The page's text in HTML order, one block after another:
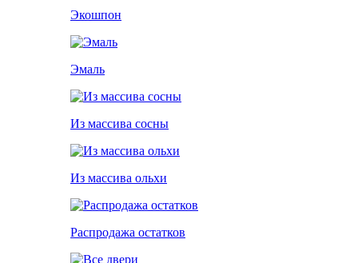
Экошпон
Эмаль
Из массива сосны
Из массива ольхи
Распродажа остатков